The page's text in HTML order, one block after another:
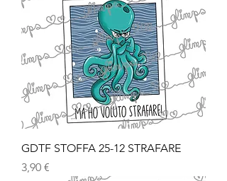
GDTF STOFFA 25-12 STRAFARE
Prezzo
3,90 €